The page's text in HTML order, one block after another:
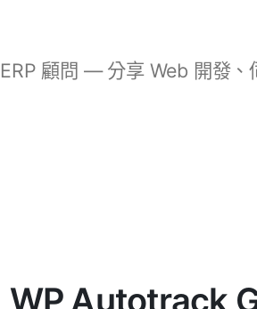
顧問 — 分享 Web 開發、
WP Autotrack